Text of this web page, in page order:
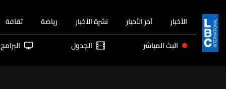
الأخبار آخر الأخبار نشرة الأخبار رياضة ثقافة
البث المباشر الجدول البرامج